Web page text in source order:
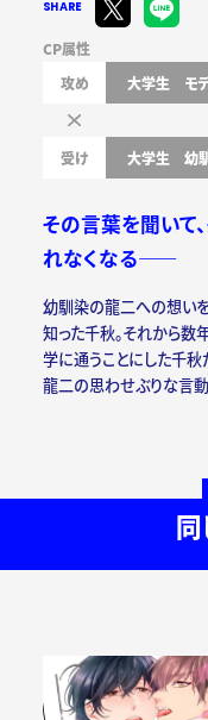
SHARE
CP属性
攻め
大学生 モ
受け 大学生 幼
その言葉を聞いて
れなくなる――
幼馴染の龍二への想い
知った千秋。それから数
学に通うことにした千秋
龍二の思わせぶりな言